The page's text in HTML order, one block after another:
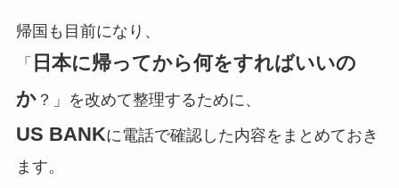
帰国も目前になり、
「 日本に帰ってから何をすればいいの
か？」を改めて整理するために、
US BANKに電話で確認した内容をまとめておき
ます。